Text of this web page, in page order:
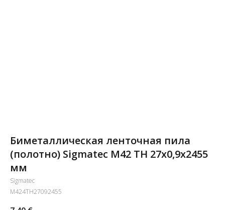
Биметаллическая ленточная пила
(полотно) Sigmatec M42 TH 27х0,9x2455
мм
Sigmatec
M424TH27092455